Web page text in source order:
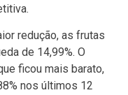
redução, as frutas
de 14,99%. O
ficou mais barato,
nos últimos 12